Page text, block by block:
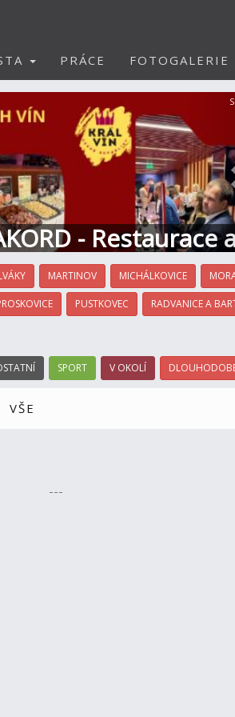
PRÁCE FOTOGALERIE
- Restaurace
MARTINOV MICHÁLKOVICE
PUSTKOVEC RADVANICE A
SPORT V OKOLÍ
VŠE
---